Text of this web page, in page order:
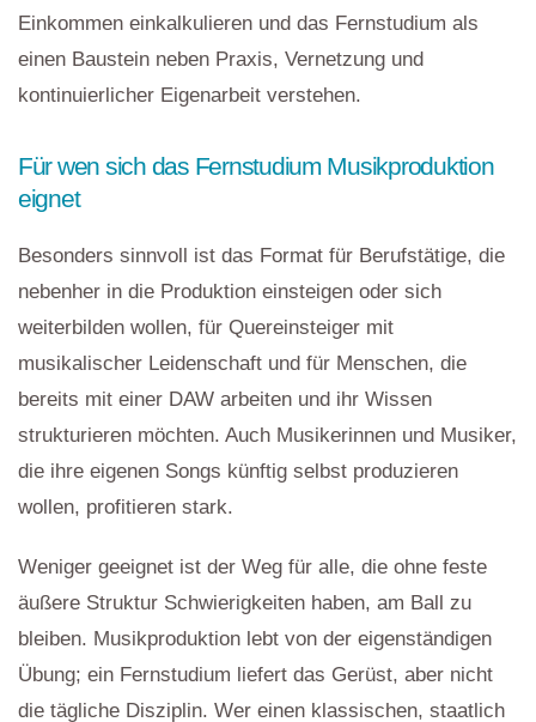
Einkommen einkalkulieren und das Fernstudium als
einen Baustein neben Praxis, Vernetzung und
kontinuierlicher Eigenarbeit verstehen.
Für wen sich das Fernstudium Musikproduktion
eignet
Besonders sinnvoll ist das Format für Berufstätige, die
nebenher in die Produktion einsteigen oder sich
weiterbilden wollen, für Quereinsteiger mit
musikalischer Leidenschaft und für Menschen, die
bereits mit einer DAW arbeiten und ihr Wissen
strukturieren möchten. Auch Musikerinnen und Musiker,
die ihre eigenen Songs künftig selbst produzieren
wollen, profitieren stark.
Weniger geeignet ist der Weg für alle, die ohne feste
äußere Struktur Schwierigkeiten haben, am Ball zu
bleiben. Musikproduktion lebt von der eigenständigen
Übung; ein Fernstudium liefert das Gerüst, aber nicht
die tägliche Disziplin. Wer einen klassischen, staatlich